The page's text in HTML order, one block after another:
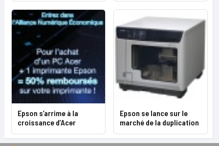
Epson s’arrime à la
croissance d’Acer
Epson se lance sur le
marché de la duplication